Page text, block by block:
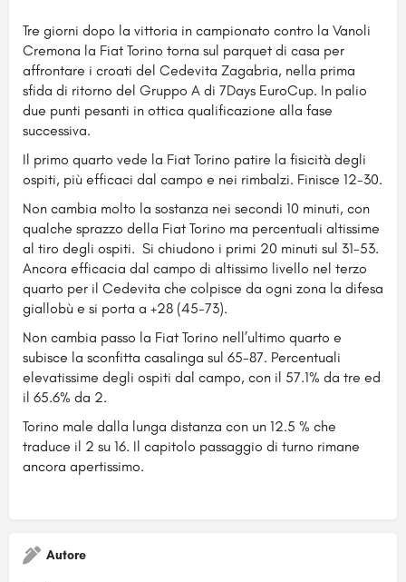
Tre giorni dopo la vittoria in campionato contro la Vanoli
Cremona la Fiat Torino torna sul parquet di casa per
affrontare i croati del Cedevita Zagabria, nella prima
sfida di ritorno del Gruppo A di 7Days EuroCup. In palio
due punti pesanti in ottica qualificazione alla fase
successiva.
Il primo quarto vede la Fiat Torino patire la fisicità degli
ospiti, più efficaci dal campo e nei rimbalzi. Finisce 12-30.
Non cambia molto la sostanza nei secondi 10 minuti, con
qualche sprazzo della Fiat Torino ma percentuali altissime
al tiro degli ospiti. Si chiudono i primi 20 minuti sul 31-53.
Ancora efficacia dal campo di altissimo livello nel terzo
quarto per il Cedevita che colpisce da ogni zona la difesa
giallobù e si porta a +28 (45-73).
Non cambia passo la Fiat Torino nell’ultimo quarto e
subisce la sconfitta casalinga sul 65-87. Percentuali
elevatissime degli ospiti dal campo, con il 57.1% da tre ed
il 65.6% da 2.
Torino male dalla lunga distanza con un 12.5 % che
traduce il 2 su 16. Il capitolo passaggio di turno rimane
ancora apertissimo.
Autore